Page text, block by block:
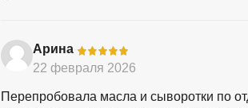
Арина-
22 февраля 2026
Перепробовала масла и сыворотки по